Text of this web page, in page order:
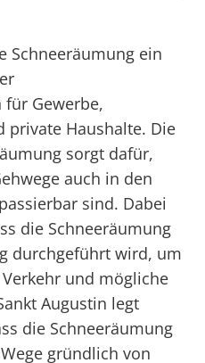
Schneeräumung ein
Gewerbe,
private Haushalte. Die
sorgt dafür,
auch in den
sind. Dabei
die Schneeräumung
durchgeführt wird, um
und mögliche
Augustin legt
die Schneeräumung
gründlich von